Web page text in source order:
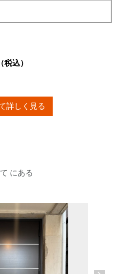
（税込）
詳しく見る
にある